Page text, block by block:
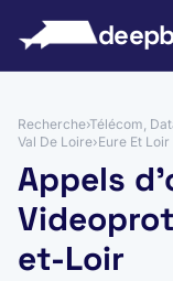
Recherche›Télécom,
Val De Loire›Eure Et Loir
Appels
et-Loir